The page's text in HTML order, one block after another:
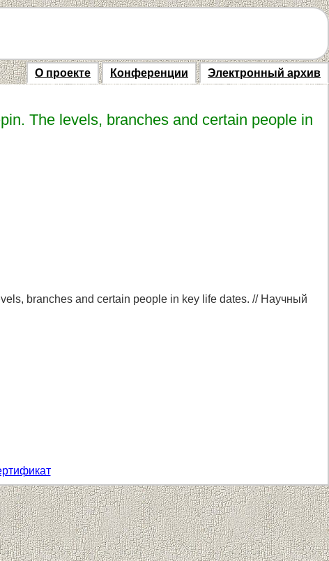
О проекте Конференции Электронный архив
The levels, branches and certain people in
branches and certain people in key life dates. // Научный